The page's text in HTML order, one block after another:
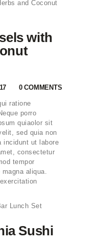
with
0 COMMENTS
ratione
porro
quiaolor sit
sed quia non
incidunt ut labore
consectetur
tempor
aliqua.
Sushi